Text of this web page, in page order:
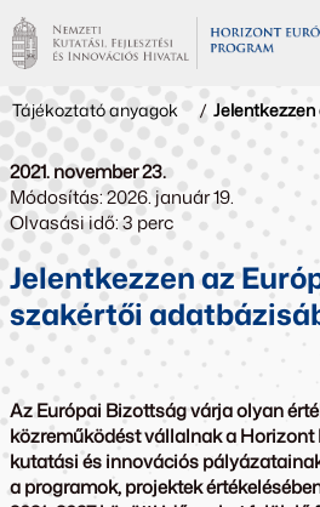
Tájékoztató anyagok /
2021. november 23.
Módosítás: 2026. január 19.
Olvasási idő: 3 perc
Jelentkezzen az
szakértői
Az Európai Bizottság várja olyan
közreműködést vállalnak a Horizont
kutatási és innovációs
a programok, projektek